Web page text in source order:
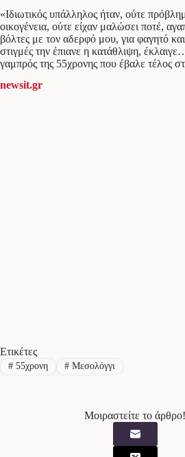
«Ιδιωτικός υπάλληλος ήταν, ούτε
οικογένεια, ούτε είχαν μαλώσει ποτέ,
βόλτες με τον αδερφό μου, για φαγητό
στιγμές την έπιανε η κατάθλιψη,
γαμπρός της 55χρονης που έβαλε τέλος
newsit.gr
Ετικέτες
#55χρονη #Μεσολόγγι
Μοιραστείτε το άρθρο!